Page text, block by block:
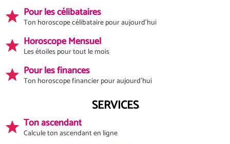
Pour les célibataires
Ton horoscope célibataire pour aujourd'hui
Horoscope Mensuel
Les étoiles pour tout le mois
Pour les finances
Ton horoscope financier pour aujourd'hui
SERVICES
Ton ascendant
Calcule ton ascendant en ligne